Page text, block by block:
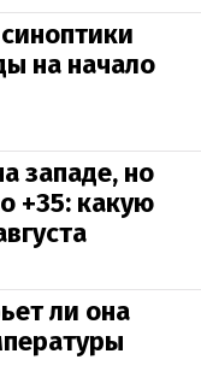
на начало
западе, но
+35: какую
ли она